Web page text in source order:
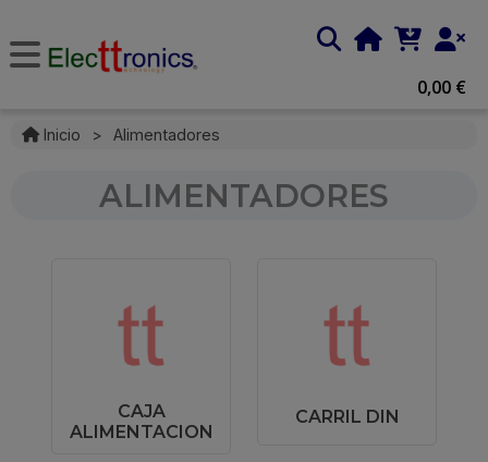
0,00 €
Inicio > Alimentadores
ALIMENTADORES
CAJA
ALIMENTACION
CARRIL DIN